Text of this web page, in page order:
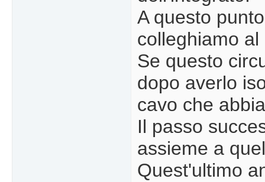
A questo
colleghiamo
Se questo
dopo averlo
cavo che
Il passo
assieme a
Quest'ultimo